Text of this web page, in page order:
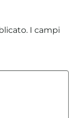
I campi